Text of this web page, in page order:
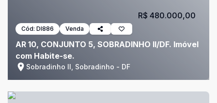
Cód: DI886 Venda
AR 10, CONJUNTO 5, SOBRADINHO II/DF. Imóvel
com Habite-se.
Sobradinho II, Sobradinho - DF
R$ 480.000,00